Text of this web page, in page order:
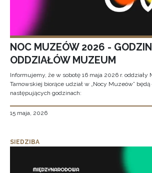
NOC MUZEÓW 2026 -
ODDZIAŁÓW MUZEUM
Informujemy, że w sobotę 16 maja 2026 r.
Tarnowskiej biorące udział w „Nocy Muzeów”
następujących godzinach:
15 maja, 2026
SIEDZIBA